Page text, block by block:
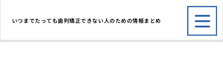
いつまでたっても歯列矯正できない人のための情報まとめ